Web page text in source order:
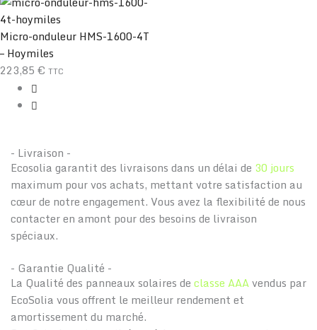
Micro-onduleur HMS-1600-4T
– Hoymiles
223,85 € TTC
- Livraison -
Ecosolia garantit des livraisons dans un délai de 30 jours
maximum pour vos achats, mettant votre satisfaction au
cœur de notre engagement. Vous avez la flexibilité de nous
contacter en amont pour des besoins de livraison
spéciaux.
- Garantie Qualité -
La Qualité des panneaux solaires de classe AAAvendus par
EcoSolia vous offrent le meilleur rendement et
amortissement du marché.